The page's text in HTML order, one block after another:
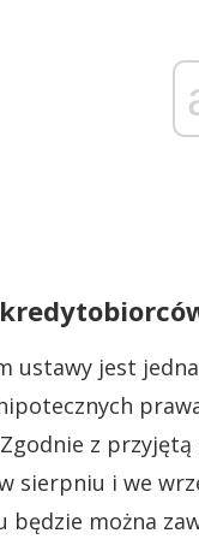
ustawy jest
z
sierpniu i we
będzie można